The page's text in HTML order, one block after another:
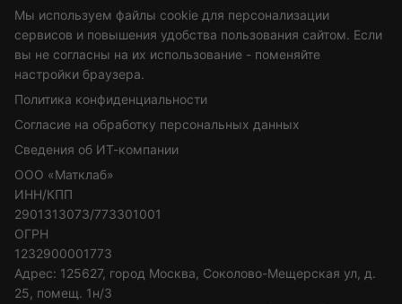
Мы используем файлы cookie для персонализации
сервисов и повышения удобства пользования сайтом. Если
вы не согласны на их использование - поменяйте
настройки браузера.
Политика конфиденциальности
Согласие на обработку персональных данных
Сведения об ИТ-компании
ООО «Матклаб»
ИНН/КПП
2901313073/773301001
ОГРН
1232900001773
Адрес: 125627, город Москва, Соколово-Мещерская ул, д.
25, помещ. 1н/3